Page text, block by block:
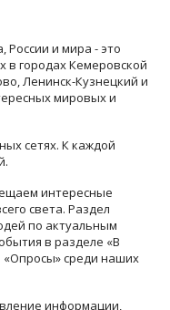
России и мира - это
в городах Кемеровской
Ленинск-Кузнецкий и
мировых и
сетях. К каждой
интересные
света. Раздел
по актуальным
в разделе «В
среди наших
информации,